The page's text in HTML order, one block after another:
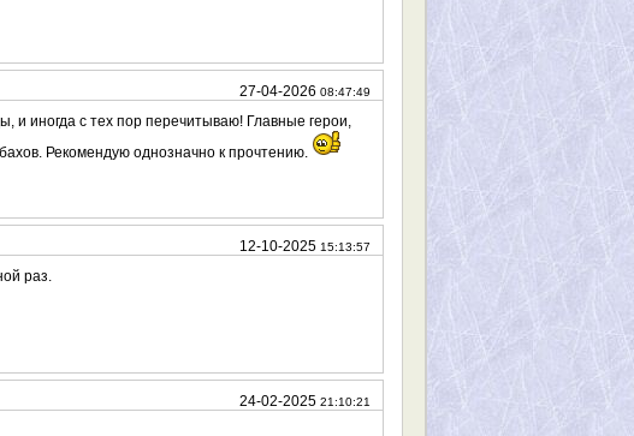
27-04-2026 08:47:49
и иногда с тех пор перечитываю! Главные герои,
Рекомендую однозначно к прочтению.
12-10-2025 15:13:57
раз.
24-02-2025 21:10:21